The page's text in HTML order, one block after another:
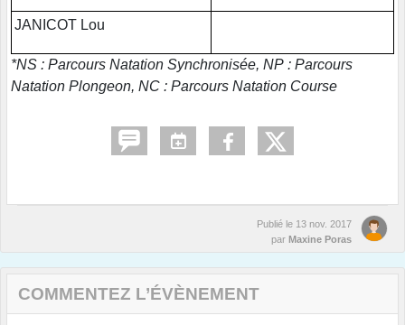
JANICOT Lou
*NS : Parcours Natation Synchronisée, NP : Parcours
Natation Plongeon, NC : Parcours Natation Course
Publié le 13 nov. 2017
par Maxine Poras
COMMENTEZ L’ÉVÈNEMENT